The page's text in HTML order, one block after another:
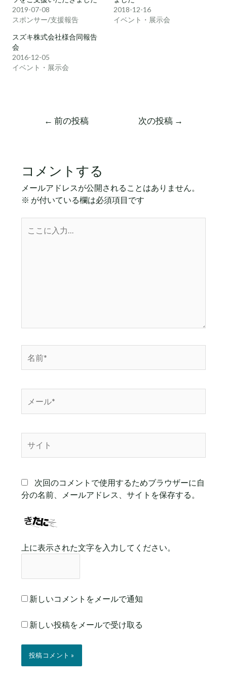
2019-07-08
スポンサー/支援報告
2018-12-16
イベント・展示会
スズキ株式会社様合同報告
会
2016-12-05
イベント・展示会
← 前の投稿 次の投稿 →
コメントする
メールアドレスが公開されることはありません。
※ が付いている欄は必須項目です
こ
前
ー
*
次回のコメントで使用するためブラウザーに自
分の名前、メールアドレス、サイトを保存する。
上に表示された文字を入力してください。
新しいコメントをメールで通知
新しい投稿をメールで受け取る